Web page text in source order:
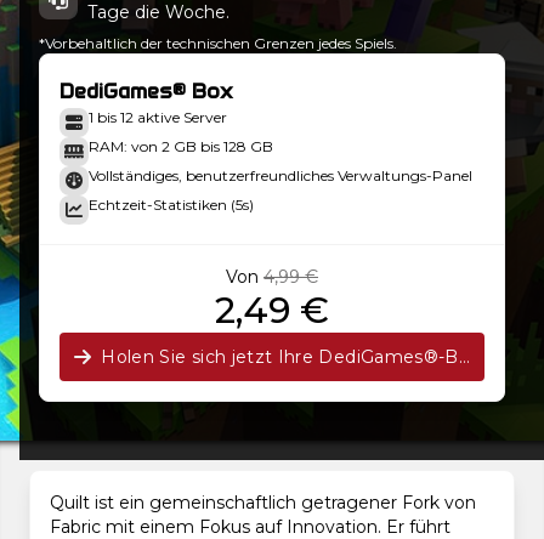
Tage die Woche.
*Vorbehaltlich der technischen Grenzen jedes Spiels.
DediGames® Box
1 bis 12 aktive Server
RAM: von 2 GB bis 128 GB
Vollständiges, benutzerfreundliches Verwaltungs-Panel
Echtzeit-Statistiken (5s)
Von 4,99 €
2,49 €
Holen Sie sich jetzt Ihre DediGames®-Box!
Quilt ist ein gemeinschaftlich getragener Fork von
Fabric mit einem Fokus auf Innovation. Er führt